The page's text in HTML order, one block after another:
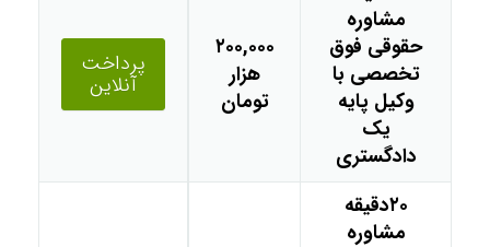
مشاوره
حقوقی فوق
تخصصی با
وکیل پایه
یک
دادگستری
۲۰۰,۰۰۰
هزار
تومان
پرداخت
آنلاین
۲۰دقیقه
مشاوره